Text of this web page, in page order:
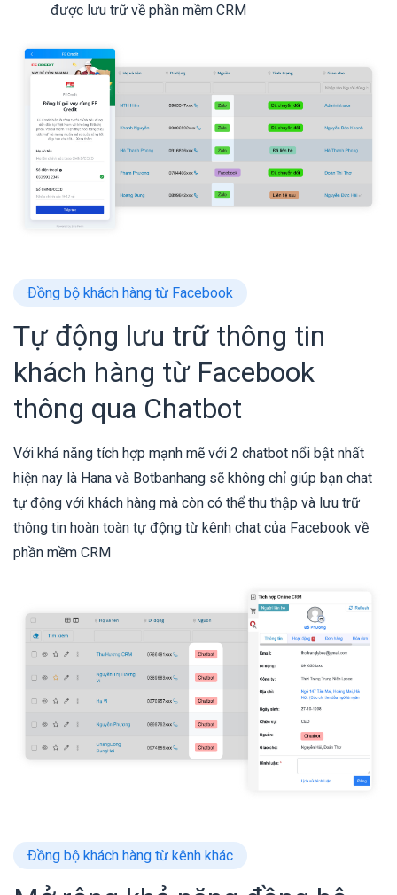
được lưu trữ về phần mềm CRM
Đồng bộ khách hàng từ Facebook
Tự động lưu trữ thông tin
khách hàng từ Facebook
thông qua Chatbot
Với khả năng tích hợp mạnh mẽ với 2 chatbot nổi bật nhất
hiện nay là Hana và Botbanhang sẽ không chỉ giúp bạn chat
tự động với khách hàng mà còn có thể thu thập và lưu trữ
thông tin hoàn toàn tự động từ kênh chat của Facebook về
phần mềm CRM
Đồng bộ khách hàng từ kênh khác